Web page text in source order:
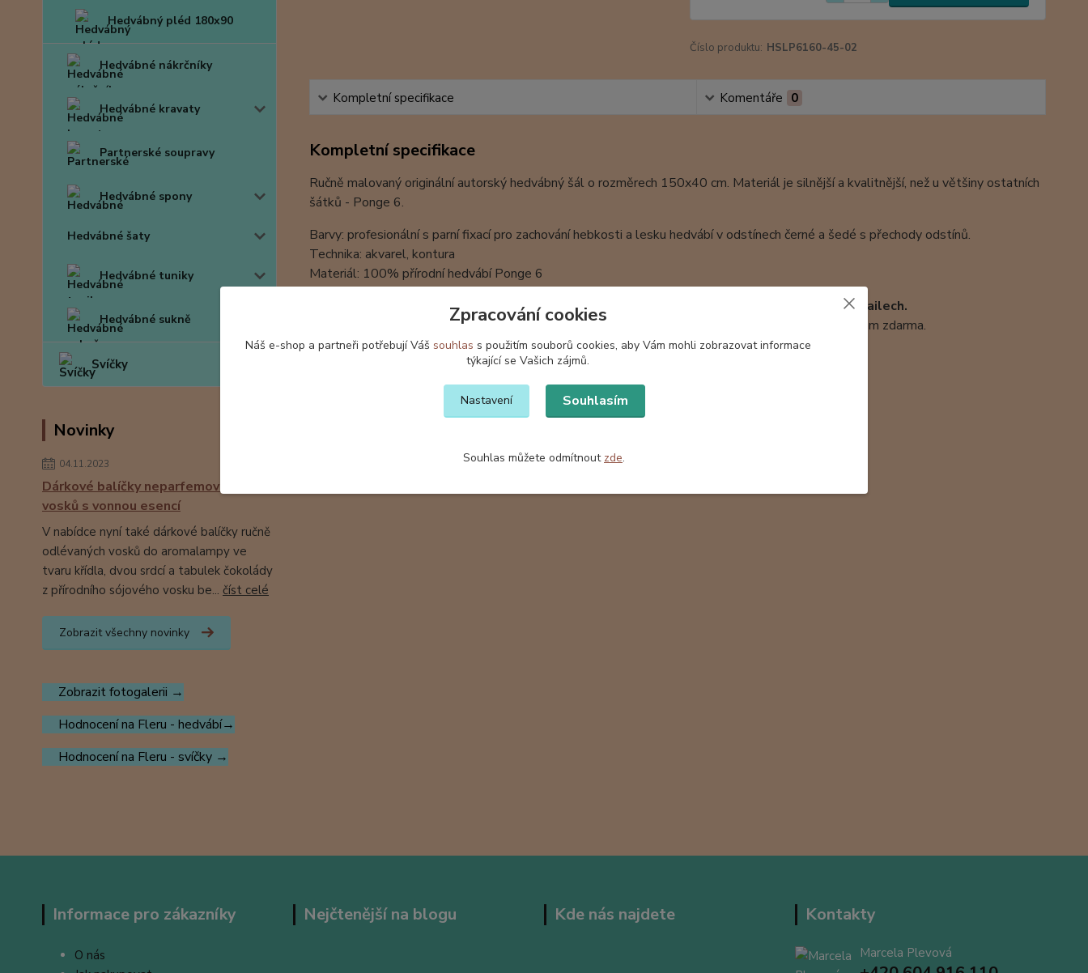
Hedvábný pléd 180x90
Hedvábné nákrčníky
Hedvábné kravaty
Partnerské soupravy
Hedvábné spony
Hedvábné šaty
Hedvábné tuniky
Hedvábné sukně
Svíčky
Novinky
04.11.2023
Dárkové balíčky neparfemovaných
vosků s vonnou esencí
V nabídce nyní také dárkové balíčky ručně
odlévaných vosků do aromalampy ve
tvaru křídla, dvou srdcí a tabulek čokolády
z přírodního sójového vosku be... číst celé
Zobrazit všechny novinky
Zobrazit fotogalerii →
Hodnocení na Fleru - hedvábí→
Hodnocení na Fleru - svíčky →
Číslo produktu: HSLP6160-45-02
Kompletní specifikace Komentáře 0
Kompletní specifikace
Ručně malovaný originální autorský hedvábný šál o rozměrech 150x40 cm. Materiál je silnější a kvalitnější, než u většiny ostatních
šátků - Ponge 6.
Barvy: profesionální s parní fixací pro zachování hebkosti a lesku hedvábí v odstínech černé a šedé s přechody odstínů.
Technika: akvarel, kontura
Materiál: 100% přírodní hedvábí Ponge 6
Tento šál má již svoji majitelku. Na objednávku vyrobím podobný, který se může lišit v detailech.
Hedvábné šátky a šály jsou baleny v dárkové krabičce z vlnité lepenky s průhledem, kterou přidávám zdarma.
Informace pro zákazníky
O nás
Nejčtenější na blogu Kde nás najdete Kontakty
Marcela Plevová
Zpracování cookies
Náš e-shop a partneři potřebují Váš souhlas s použitím souborů cookies, aby Vám mohli zobrazovat informace
týkající se Vašich zájmů.
Nastavení Souhlasím
Souhlas můžete odmítnout zde.